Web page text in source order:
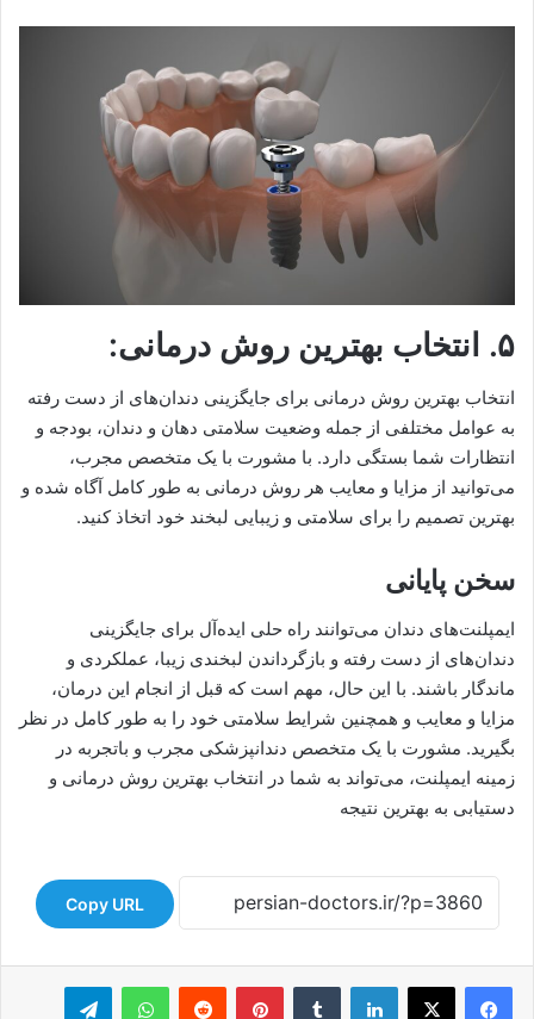
۵. انتخاب بهترین روش درمانی:
انتخاب بهترین روش درمانی برای جایگزینی دندان‌های از دست رفته
به عوامل مختلفی از جمله وضعیت سلامتی دهان و دندان، بودجه و
انتظارات شما بستگی دارد. با مشورت با یک متخصص مجرب،
می‌توانید از مزایا و معایب هر روش درمانی به طور کامل آگاه شده و
بهترین تصمیم را برای سلامتی و زیبایی لبخند خود اتخاذ کنید.
سخن پایانی
ایمپلنت‌های دندان می‌توانند راه حلی ایده‌آل برای جایگزینی
دندان‌های از دست رفته و بازگرداندن لبخندی زیبا، عملکردی و
ماندگار باشند. با این حال، مهم است که قبل از انجام این درمان،
مزایا و معایب و همچنین شرایط سلامتی خود را به طور کامل در نظر
بگیرید. مشورت با یک متخصص دندانپزشکی مجرب و باتجربه در
زمینه ایمپلنت، می‌تواند به شما در انتخاب بهترین روش درمانی و
دستیابی به بهترین نتیجه
Copy URL
لینکدین ‫تامبلر ‫پین‌ترست‫رددیت واتس آپ تلگرام